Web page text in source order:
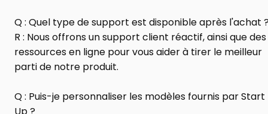
Q : Quel type de support est disponible après l'achat
R : Nous offrons un support client réactif, ainsi que des
ressources en ligne pour vous aider à tirer le meilleur
parti de notre produit.
Q : Puis-je personnaliser les modèles fournis par Start
Up ?